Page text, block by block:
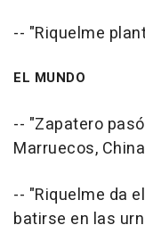
-- "Riquelme
EL MUNDO
-- "Zapatero
Marruecos,
-- "Riquelme da
batirse en las